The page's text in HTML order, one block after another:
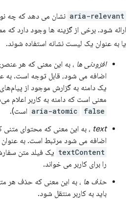
aria-relevant نشان می دهد که چه نوع
ارائه شود. برخی از گزینه ها وجود دارد
یا به عنوان یک لیست نشانه استفاده شوند.
افزودنی ها ، به این معنی که هر
اضافه می شود، قابل توجه است. به
یک دامنه به گزارش موجود از
معنی است که دامنه به کاربر اعلام
aria-atomic false
است).
text ، به این معنی که محتوای متنی
اضافه می شود مرتبط است. به عنوان
textContent یک فیلد متن
را برای کاربر می خواند.
حذف ها ، به این معنی که حذف هر
باید به کاربر منتقل شود.